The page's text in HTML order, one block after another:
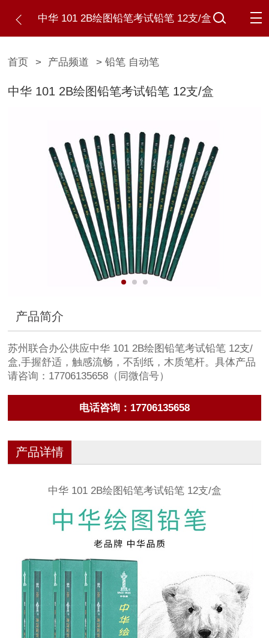
中华 101 2B绘图铅笔考试铅笔 12支/盒
首页 > 产品频道 > 铅笔 自动笔
中华 101 2B绘图铅笔考试铅笔 12支/盒
产品简介
苏州联合办公供应中华 101 2B绘图铅笔考试铅笔 12支/
盒,手握舒适，触感流畅，不刮纸，木质笔杆。具体产品
请咨询：17706135658（同微信号）
电话咨询：17706135658
产品详情
中华 101 2B绘图铅笔考试铅笔 12支/盒